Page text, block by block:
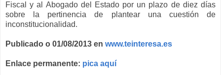
Fiscal y al Abogado del Estado por un plazo de diez días
sobre la pertinencia de plantear una cuestión de
inconstitucionalidad.
Publicado o 01/08/2013 en www.teinteresa.es
Enlace permanente: pica aquí